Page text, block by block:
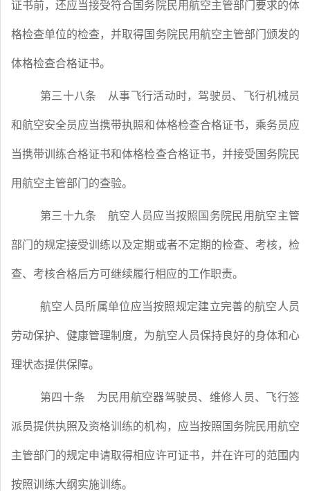
证书前，还应当接受符合国务院民用航空主管部门要求的体
格检查单位的检查，并取得国务院民用航空主管部门颁发的
体格检查合格证书。
第三十八条 从事飞行活动时，驾驶员、飞行机械员
和航空安全员应当携带执照和体格检查合格证书，乘务员应
当携带训练合格证书和体格检查合格证书，并接受国务院民
用航空主管部门的查验。
第三十九条 航空人员应当按照国务院民用航空主管
部门的规定接受训练以及定期或者不定期的检查、考核，检
查、考核合格后方可继续履行相应的工作职责。
航空人员所属单位应当按照规定建立完善的航空人员
劳动保护、健康管理制度，为航空人员保持良好的身体和心
理状态提供保障。
第四十条 为民用航空器驾驶员、维修人员、飞行签
派员提供执照及资格训练的机构，应当按照国务院民用航空
主管部门的规定申请取得相应许可证书，并在许可的范围内
按照训练大纲实施训练。